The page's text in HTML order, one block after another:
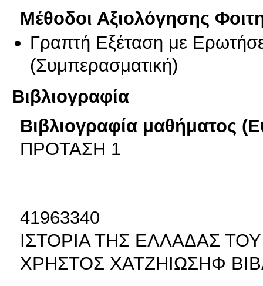
Μέθοδοι Αξιολόγησης
Γραπτή Εξέταση με
(Συμπερασματική)
Βιβλιογραφία
Βιβλιογραφία μαθήματος
ΠΡΟΤΑΣΗ 1
41963340
ΙΣΤΟΡΙΑ ΤΗΣ ΕΛΛΑΔΑΣ
ΧΡΗΣΤΟΣ ΧΑΤΖΗΙΩΣΗΦ